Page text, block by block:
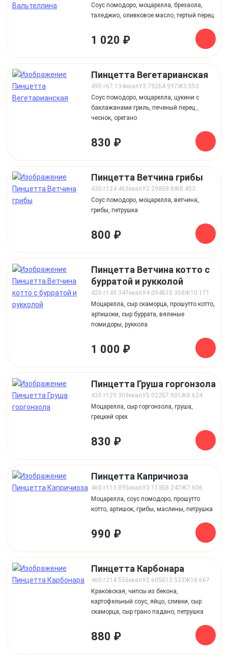
Соус помодоро, моцарелла, брезаола,
таледжио, оливковое масло, тертый перец
1 020 ₽
Пинцетта Вегетарианская
490 г ккал
67.134 У3.792 Б4.997Ж3.553
Соус помодоро, моцарелла, цукини c
баклажанами гриль, печеный перец ,
чеснок, орегано
830 ₽
Пинцетта Ветчина грибы
430 г ккал
124.463 У2.298 Б9.8Ж8.453
Соус помодоро, моцарелла, ветчина,
грибы, петрушка
800 ₽
Пинцетта Ветчина котто с
бурратой и рукколой
420 г ккал
149.347 У4.094Б10.358Ж10.171
Моцарелла, сыр скаморца, прошутто котто,
артишоки, сыр буррата, вяленые
помидоры, руккола
1 000 ₽
Пинцетта Груша горгонзола
435 г ккал
129.309 У5.022 Б7.901 Ж8.624
Моцарелла, сыр горгонзола, груша,
грецкий орех
830 ₽
Пинцетта Капричиоза
460 г ккал
113.895 У3.113 Б8.247Ж7.606
Моцарелла, соус помодоро, прошутто
котто, артишок, грибы, маслины, петрушка
990 ₽
Пинцетта Карбонара
460 г ккал
214.556 У2.605 Б13.533Ж16.667
Краковская, чипсы из бекона,
картофельный соус, яйцо, сливки, сыр
скаморца, сыр грано падано, петрушка
880 ₽